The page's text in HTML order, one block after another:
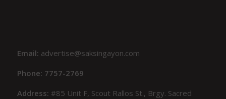
Email: advertise@saksingayon.com
Phone: 7757-2769
Address:#85 Unit F, Scout Rallos St., Brgy. Sacred